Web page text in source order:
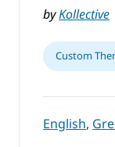
byKollective
Custom
English,